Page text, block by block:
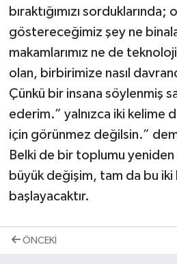
bıraktığımızı sorduklarında;
göstereceğimiz şey ne
makamlarımız ne de
olan, birbirimize nasıl
Çünkü bir insana söylenmiş
ederim.” yalnızca iki kelime
için görünmez değilsin.”
Belki de bir toplumu yeniden
büyük değişim, tam da bu iki
başlayacaktır.
ÖNCEKI